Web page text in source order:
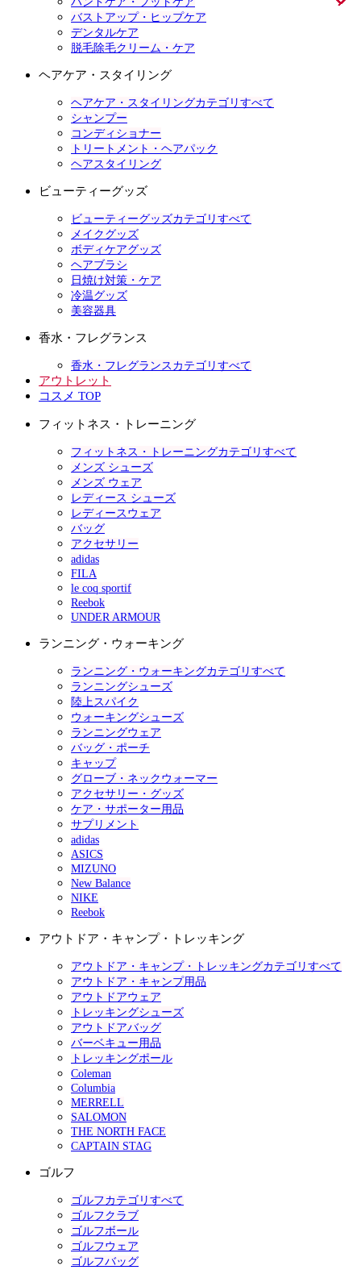
バストアップ・ヒップケア
デンタルケア
脱毛除毛クリーム・ケア
ヘアケア・スタイリング
ヘアケア・スタイリングカテゴリすべて
シャンプー
コンディショナー
トリートメント・ヘアパック
ヘアスタイリング
ビューティーグッズ
ビューティーグッズカテゴリすべて
メイクグッズ
ボディケアグッズ
ヘアブラシ
日焼け対策・ケア
冷温グッズ
美容器具
香水・フレグランス
香水・フレグランスカテゴリすべて
アウトレット
コスメ TOP
フィットネス・トレーニング
フィットネス・トレーニングカテゴリすべて
メンズ シューズ
メンズ ウェア
レディース シューズ
レディースウェア
バッグ
アクセサリー
adidas
FILA
le coq sportif
Reebok
UNDER ARMOUR
ランニング・ウォーキング
ランニング・ウォーキングカテゴリすべて
ランニングシューズ
陸上スパイク
ウォーキングシューズ
ランニングウェア
バッグ・ポーチ
キャップ
グローブ・ネックウォーマー
アクセサリー・グッズ
ケア・サポーター用品
サプリメント
adidas
ASICS
MIZUNO
New Balance
NIKE
Reebok
アウトドア・キャンプ・トレッキング
アウトドア・キャンプ・トレッキングカテゴリすべて
アウトドア・キャンプ用品
アウトドアウェア
トレッキングシューズ
アウトドアバッグ
バーベキュー用品
トレッキングポール
Coleman
Columbia
MERRELL
SALOMON
THE NORTH FACE
CAPTAIN STAG
ゴルフ
ゴルフカテゴリすべて
ゴルフクラブ
ゴルフボール
ゴルフウェア
ゴルフバッグ